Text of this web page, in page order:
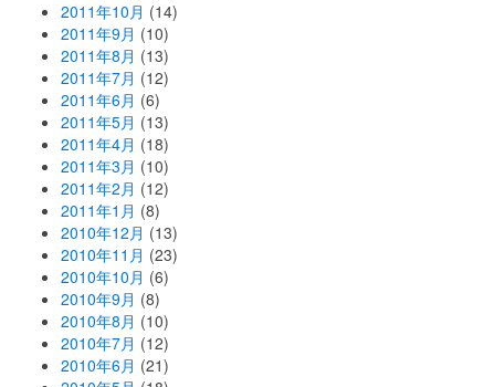
2011年10月 (14)
2011年9月 (10)
2011年8月 (13)
2011年7月 (12)
2011年6月 (6)
2011年5月 (13)
2011年4月 (18)
2011年3月 (10)
2011年2月 (12)
2011年1月 (8)
2010年12月 (13)
2010年11月 (23)
2010年10月 (6)
2010年9月 (8)
2010年8月 (10)
2010年7月 (12)
2010年6月 (21)